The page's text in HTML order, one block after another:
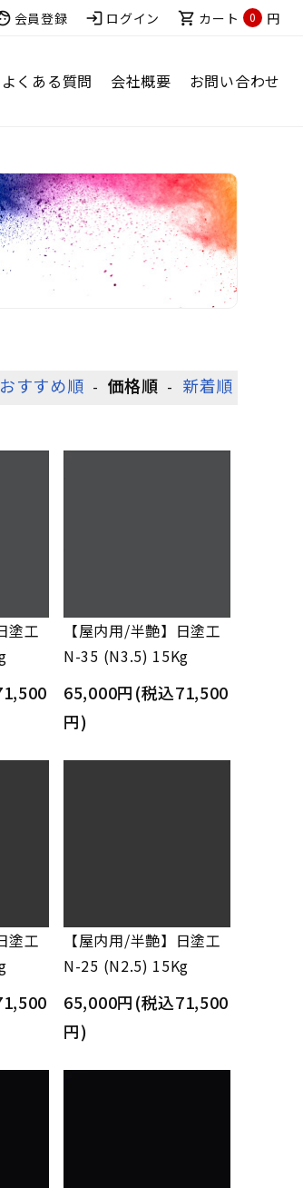
会員登録 login ログイン shopping_cart カート 0 円
よくある質問 会社概要 お問い合わせ
おすすめ順 - 価格順 - 新着順
塗工
【屋内用/半艶】日塗工
N-35 (N3.5) 15Kg
65,000円(税込71,500
円)
塗工
【屋内用/半艶】日塗工
N-25 (N2.5) 15Kg
65,000円(税込71,500
円)